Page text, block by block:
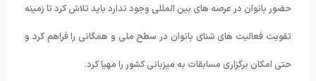
حضور بانوان در عرصه های بین المللی وجود ندارد باید تلاش کرد تا زمینه
تقویت فعالیت های شنای بانوان در سطح ملی و همگانی را فراهم کرد و
حتی امکان برگزاری مسابقات به میزبانی کشور را مهیا کرد.